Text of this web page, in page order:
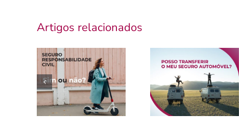
Artigos relacionados
Seguro é
obrigatório
para
trotinetes e
bicicletas
Posso
transferir o
seguro
automóvel?